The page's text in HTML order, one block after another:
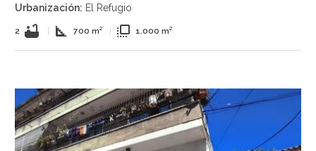
Urbanización: El Refugio
2 bathtub square_foot 700 m² flip_to_front 1.000 m²